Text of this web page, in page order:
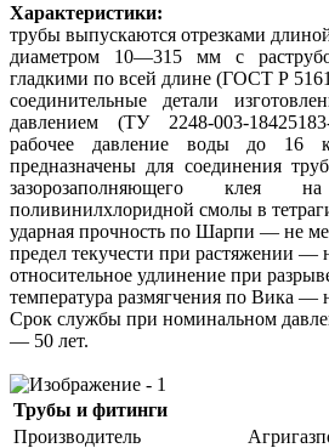
Характеристики:
трубы выпускаются отрезками
диаметром 10—315 мм с
гладкими по всей длине (ГОСТ Р
соединительные детали
давлением (ТУ 2248-003-
рабочее давление воды до
предназначены для соединения
зазорозаполняющего клея
поливинилхлоридной смолы в
ударная прочность по Шарпи — не
предел текучести при растяжении —
относительное удлинение при
температура размягчения по Вика —
Срок службы при номинальном
— 50 лет.
Трубы и фитинги
Производитель